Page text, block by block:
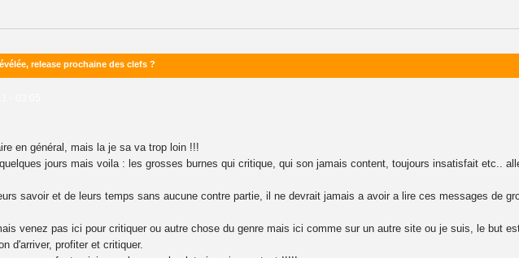
release prochaine des clefs ?
en général, mais la je sa va trop loin !!!
jours mais voila : les grosses burnes qui critique, qui son jamais content, toujours insatisfait etc..
savoir et de leurs temps sans aucune contre partie, il ne devrait jamais a avoir a lire ces messages de
venez pas ici pour critiquer ou autre chose du genre mais ici comme sur un autre site ou je suis, le but
d'arriver, profiter et critiquer.